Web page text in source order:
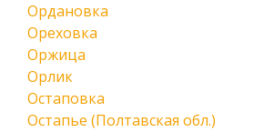
Ордановка
Ореховка
Оржица
Орлик
Остаповка
Остапье (Полтавская обл.)